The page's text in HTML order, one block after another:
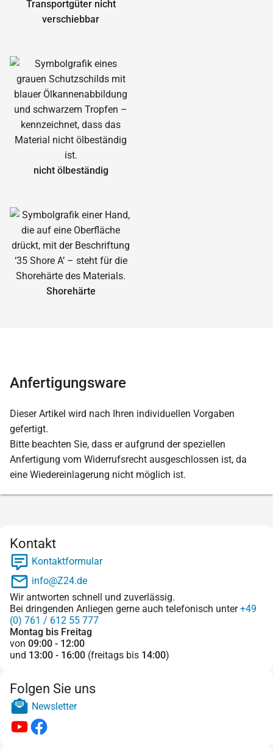
Transportgüter nicht
verschiebbar
nicht ölbeständig
Shorehärte
Anfertigungsware
Dieser Artikel wird nach Ihren individuellen Vorgaben
gefertigt.
Bitte beachten Sie, dass er aufgrund der speziellen
Anfertigung vom Widerrufsrecht ausgeschlossen ist, da
eine Wiedereinlagerung nicht möglich ist.
Kontakt
Kontaktformular
info@Z24.de
Wir antworten schnell und zuverlässig.
Bei dringenden Anliegen gerne auch telefonisch unter+49
(0) 761 / 612 55 777
Montag bis Freitag
von 09:00 - 12:00
und 13:00 - 16:00 (freitags bis 14:00)
Folgen Sie uns
Newsletter